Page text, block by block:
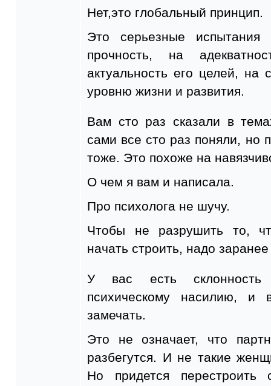
Нет,это глобальный принцип.
Это серьезные
прочность, на
актуальность его целей, на
уровню жизни и развития.
Вам сто раз сказали в
сами все сто раз поняли, но
тоже. Это похоже на
О чем я вам и написала.
Про психолога не шучу.
Чтобы не разрушить то,
начать строить, надо
У вас есть склонность
психическому насилию,
замечать.
Это не означает, что
разбегутся. И не такие
Но придется перестроить